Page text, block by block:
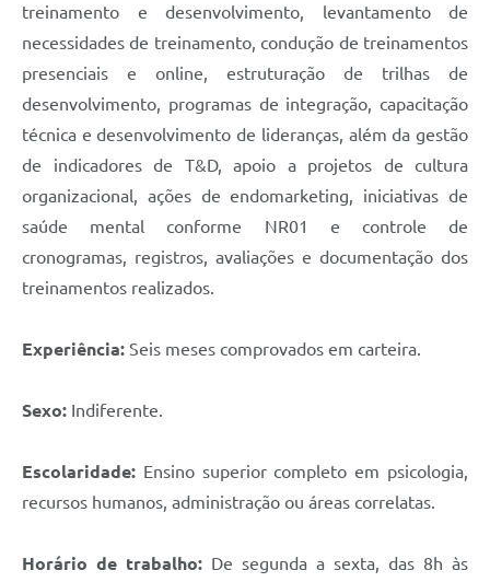
treinamento e desenvolvimento, levantamento de
necessidades de treinamento, condução de treinamentos
presenciais e online, estruturação de trilhas de
desenvolvimento, programas de integração, capacitação
técnica e desenvolvimento de lideranças, além da gestão
de indicadores de T&D, apoio a projetos de cultura
organizacional, ações de endomarketing, iniciativas de
saúde mental conforme NR01 e controle de
cronogramas, registros, avaliações e documentação dos
treinamentos realizados.
Experiência: Seis meses comprovados em carteira.
Sexo: Indiferente.
Escolaridade: Ensino superior completo em psicologia,
recursos humanos, administração ou áreas correlatas.
Horário de trabalho: De segunda a sexta, das 8h às